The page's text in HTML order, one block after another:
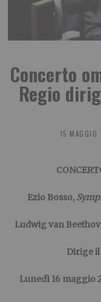
Concerto
Regio
15 MAGGIO
Ezio Bosso,
Ludwig van
Dirige il
Lunedì 16 maggio